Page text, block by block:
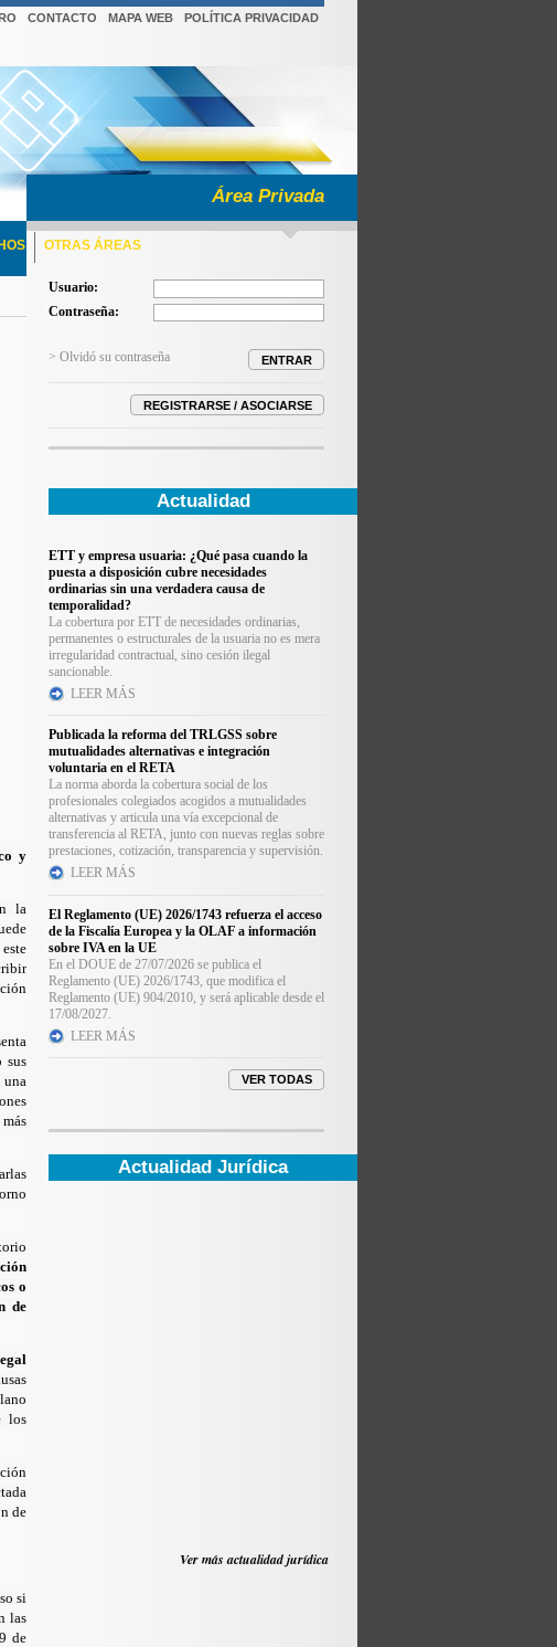
CONTACTO MAPA WEB POLÍTICA PRIVACIDAD
OTRAS ÁREAS
Área Privada
Usuario:
Contraseña:
> Olvidó su contraseña
Actualidad
ETT y empresa usuaria: ¿Qué pasa cuando la
puesta a disposición cubre necesidades
ordinarias sin una verdadera causa de
temporalidad?
La cobertura por ETT de necesidades ordinarias,
permanentes o estructurales de la usuaria no es mera
irregularidad contractual, sino cesión ilegal
sancionable.
LEER MÁS
Publicada la reforma del TRLGSS sobre
mutualidades alternativas e integración
voluntaria en el RETA
La norma aborda la cobertura social de los
profesionales colegiados acogidos a mutualidades
alternativas y articula una vía excepcional de
transferencia al RETA, junto con nuevas reglas sobre
prestaciones, cotización, transparencia y supervisión.
LEER MÁS
El Reglamento (UE) 2026/1743 refuerza el acceso
de la Fiscalía Europea y la OLAF a información
sobre IVA en la UE
En el DOUE de 27/07/2026 se publica el
Reglamento (UE) 2026/1743, que modifica el
Reglamento (UE) 904/2010, y será aplicable desde el
17/08/2027.
LEER MÁS
Actualidad Jurídica
Ver más actualidad jurídica
y
la
sus
una
o
de
los
de
si
las
de